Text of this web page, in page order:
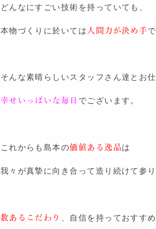
どんなにすごい技術を持っていても、
本物づくりに於いては 人間力が決め手
そんな素晴らしいスタッフさん達とお
幸せいっぱいな毎日 でございます。
これからも島本の価値ある逸品は
我々が真摯に向き合って造り続けて参り
数あるこだわり 、自信を持っておすす